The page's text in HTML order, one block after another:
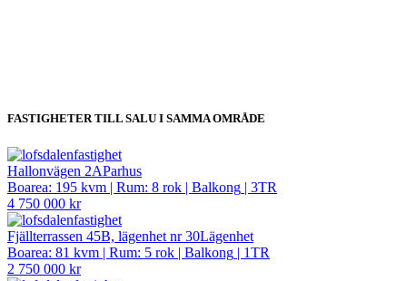
FASTIGHETER TILL SALU I SAMMA OMRÅDE
Hallonvägen 2AParhus
Boarea: 195 kvm | Rum: 8 rok | Balkong | 3TR
4 750 000 kr
Fjällterrassen 45B, lägenhet nr 30Lägenhet
Boarea: 81 kvm | Rum: 5 rok | Balkong | 1TR
2 750 000 kr